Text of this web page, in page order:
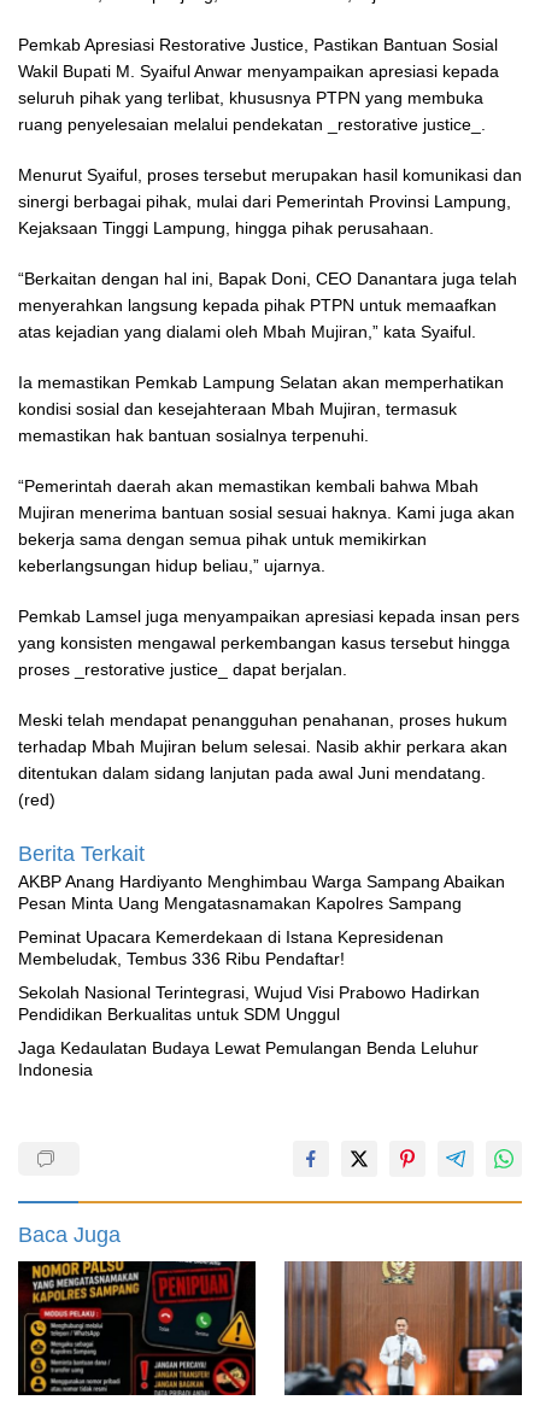
Pemkab Apresiasi Restorative Justice, Pastikan Bantuan Sosial
Wakil Bupati M. Syaiful Anwar menyampaikan apresiasi kepada
seluruh pihak yang terlibat, khususnya PTPN yang membuka
ruang penyelesaian melalui pendekatan _restorative justice_.
Menurut Syaiful, proses tersebut merupakan hasil komunikasi dan
sinergi berbagai pihak, mulai dari Pemerintah Provinsi Lampung,
Kejaksaan Tinggi Lampung, hingga pihak perusahaan.
“Berkaitan dengan hal ini, Bapak Doni, CEO Danantara juga telah
menyerahkan langsung kepada pihak PTPN untuk memaafkan
atas kejadian yang dialami oleh Mbah Mujiran,” kata Syaiful.
Ia memastikan Pemkab Lampung Selatan akan memperhatikan
kondisi sosial dan kesejahteraan Mbah Mujiran, termasuk
memastikan hak bantuan sosialnya terpenuhi.
“Pemerintah daerah akan memastikan kembali bahwa Mbah
Mujiran menerima bantuan sosial sesuai haknya. Kami juga akan
bekerja sama dengan semua pihak untuk memikirkan
keberlangsungan hidup beliau,” ujarnya.
Pemkab Lamsel juga menyampaikan apresiasi kepada insan pers
yang konsisten mengawal perkembangan kasus tersebut hingga
proses _restorative justice_ dapat berjalan.
Meski telah mendapat penangguhan penahanan, proses hukum
terhadap Mbah Mujiran belum selesai. Nasib akhir perkara akan
ditentukan dalam sidang lanjutan pada awal Juni mendatang.
(red)
Berita Terkait
AKBP Anang Hardiyanto Menghimbau Warga Sampang Abaikan
Pesan Minta Uang Mengatasnamakan Kapolres Sampang
Peminat Upacara Kemerdekaan di Istana Kepresidenan
Membeludak, Tembus 336 Ribu Pendaftar!
Sekolah Nasional Terintegrasi, Wujud Visi Prabowo Hadirkan
Pendidikan Berkualitas untuk SDM Unggul
Jaga Kedaulatan Budaya Lewat Pemulangan Benda Leluhur
Indonesia
Baca Juga